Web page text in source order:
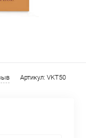
Артикул: VKT50